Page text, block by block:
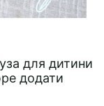
для дитини
додати